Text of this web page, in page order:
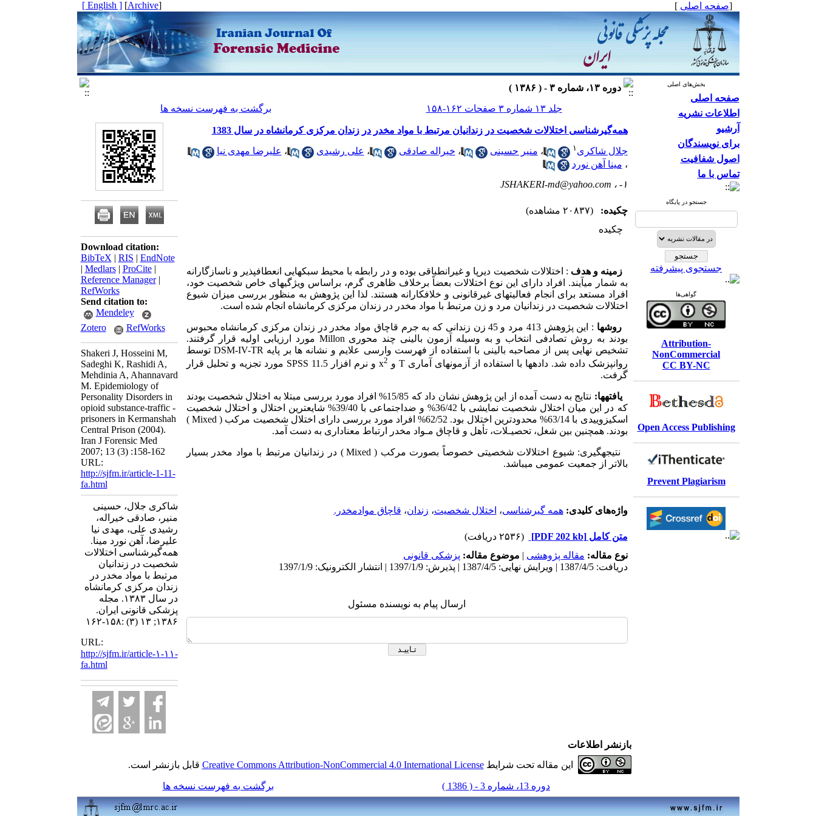
[صفحه اصلی ]
[
Archive
]
[ English ]
بخش‌های اصلی
صفحه اصلی
اطلاعات نشریه
آرشیو
برای نویسندگان
اصول شفافیت
تماس با ما
جستجو در پایگاه
جستجوی پیشرفته
گواهی‌ها
Attribution-
NonCommercial
CC BY-NC
Open Access Publishing
Prevent Plagiarism
دوره ۱۳، شماره ۳ - ( ۱۳۸۶ )
جلد ۱۳ شماره ۳ صفحات ۱۶۲-۱۵۸
برگشت به فهرست نسخه ها
همه‌گیرشناسی اختلالات شخصیت در زندانیان مرتبط با مواد مخدر در زندان مرکزی کرمانشاه در سال 1383
جلال شاکری ۱ ، منیر حسینی ، خیراله صادقی ، علی رشیدی ، علیرضا مهدی نیا
، مینا آهن نورد
۱- ،
JSHAKERI-md@yahoo.com
چکیده:
(۲۰۸۳۷ مشاهده)
چکیده
زمینه و هدف : اختلالات شخصیت دیرپا و غیرانطباقی بوده و در رابطه با محیط سبک­هایی انعطاف­پذیر و ناسازگارانه
به شمار می­آیند. افراد دارای این نوع اختلالات بعضاً برخلاف ظاهری گرم، براساس ویژگی­های خاص شخصیت خود،
افراد مستعد برای انجام فعالیت­های غیرقانونی و خلاف­کارانه هستند. لذا این پژوهش به منظور بررسی میزان شیوع
اختلالات شخصیت در زندانیان مرد و زن مرتبط با مواد مخدر در زندان مرکزی کرمانشاه انجام شده است.
روش­ها
: این پژوهش 413 مرد و 45 زن زندانی که به جرم قاچاق مواد مخدر در زندان مرکزی کرمانشاه محبوس
بودند به روش تصادفی انتخاب و به وسیله آزمون بالینی چند محوری Millon مورد ارزیابی اولیه قرار گرفتند.
تشخیص نهایی پس از مصاحبه بالینی با استفاده از فهرست وارسی علایم و نشانه ها بر پایه DSM-IV-TR توسط
روانپزشک داده شد. داده­ها با استفاده از آزمون­های آماری T و x
2
و نرم افزار SPSS 11.5 مورد تجزیه و تحلیل قرار
گرفت.
یافته­ها:
نتایج به دست آمده از این پژوهش نشان داد که 15/85% افراد مورد بررسی مبتلا به اختلال شخصیت بودند
که در این میان اختلال شخصیت نمایشی با 36/42% و ضداجتماعی با 39/40% شایع­ترین اختلال و اختلال شخصیت
اسکیزوییدی با 63/14% محدودترین اختلال بود. 62/52% افراد مورد بررسی دارای اختلال شخصیت مرکب ( Mixed )
بودند. همچنین بین شغل، تحصیـلات، تأهل و قاچاق مـواد مخدر ارتباط معناداری به دست آمد.
نتیجه­گیری: شیوع اختلالات شخصیتی خصوصاً بصورت مرکب ( Mixed ) در زندانیان مرتبط با مواد مخدر بسیار
بالاتر از جمعیت عمومی می­باشد.
واژه‌های کلیدی:همه گیرشناسی، اختلال شخصیت، زندان، قاچاق موادمخدر.
متن کامل[PDF 202 kb]
(۲۵۳۶ دریافت)
نوع مقاله: مقاله پژوهشی | موضوع مقاله: پزشکی قانونی
دریافت: 1387/4/5 | ویرایش نهایی: 1387/4/5 | پذیرش: 1397/1/9 | انتشار الکترونیک: 1397/1/9
ارسال پیام به نویسنده مسئول
Download citation:
BibTeX | RIS | EndNote
| Medlars| ProCite|
Reference Manager|
RefWorks
Send citation to:
Mendeley
Zotero
RefWorks
Shakeri J, Hosseini M,
Sadeghi K, Rashidi A,
Mehdinia A, Ahannavard
M. Epidemiology of
Personality Disorders in
opioid substance-traffic -
prisoners in Kermanshah
Central Prison (2004).
Iran J Forensic Med
2007; 13 (3) :158-162
URL:
http://sjfm.ir/article-1-11-
fa.html
شاکری جلال، حسینی
منیر، صادقی خیراله،
رشیدی علی، مهدی نیا
علیرضا، آهن نورد مینا.
همه‌گیرشناسی اختلالات
شخصیت در زندانیان
مرتبط با مواد مخدر در
زندان مرکزی کرمانشاه
در سال ۱۳۸۳. مجله
پزشکی قانونی ایران.
۱۳۸۶; ۱۳ (۳) :۱۵۸-۱۶۲
URL:
http://sjfm.ir/article-۱-۱۱-
fa.html
بازنشر اطلاعات
این مقاله تحت شرایطCreative Commons Attribution-NonCommercial 4.0 International License قابل بازنشر است.
دوره 13، شماره 3 - ( 1386 ) برگشت به فهرست نسخه ها